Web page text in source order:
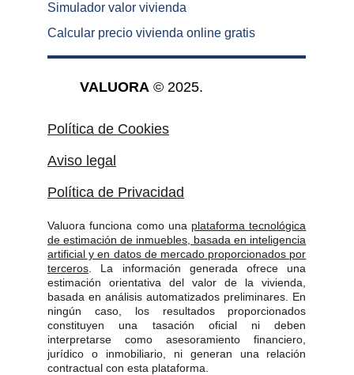
Valuora funciona como una plataforma tecnológica
de estimación de inmuebles, basada en inteligencia
artificial y en datos de mercado proporcionados por
terceros . La información generada ofrece una
estimación orientativa del valor de la vivienda,
basada en análisis automatizados preliminares. En
ningún caso, los resultados proporcionados
constituyen una tasación oficial ni deben
interpretarse como asesoramiento financiero,
jurídico o inmobiliario, ni generan una relación
contractual con esta plataforma.
VALUORA © 2025.
Aviso legal
Política de Privacidad
Política de Cookies
Simulador valor vivienda
Calcular precio vivienda online gratis